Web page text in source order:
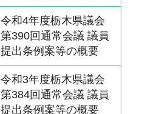
令和4年度栃木県議会
第390回通常会議 議員
提出条例案等の概要
令和3年度栃木県議会
第384回通常会議 議員
提出条例案等の概要